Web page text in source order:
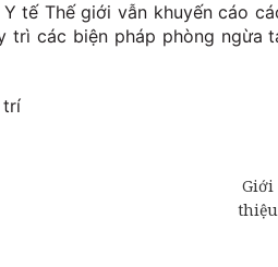
Y tế Thế giới vẫn khuyến cáo
trì các biện pháp phòng ngừa
trí